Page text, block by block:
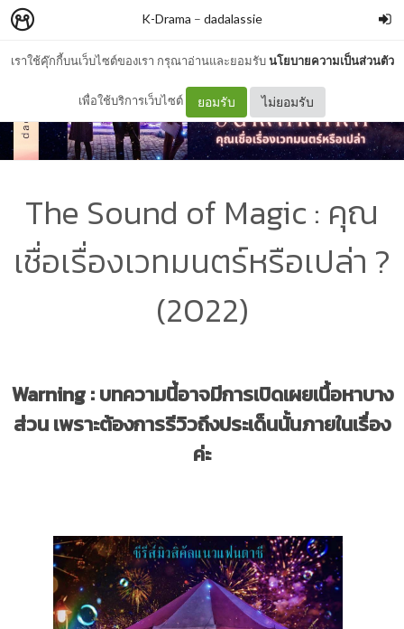
เราใช้คุ๊กกี้บนเว็บไซต์ของเรา กรุณาอ่านและยอมรับนโยบายความเป็นส่วนตัว
เพื่อใช้บริการเว็บไซต์ ยอมรับ ไม่ยอมรับ
K-Drama – dadalassie
The Sound of Magic : คุณ
เชื่อเรื่องเวทมนตร์หรือเปล่า ?
(2022)
Warning : บทความนี้อาจมีการเปิดเผยเนื้อหาบาง
ส่วน เพราะต้องการรีวิวถึงประเด็นนั้นภายในเรื่อง
ค่ะ